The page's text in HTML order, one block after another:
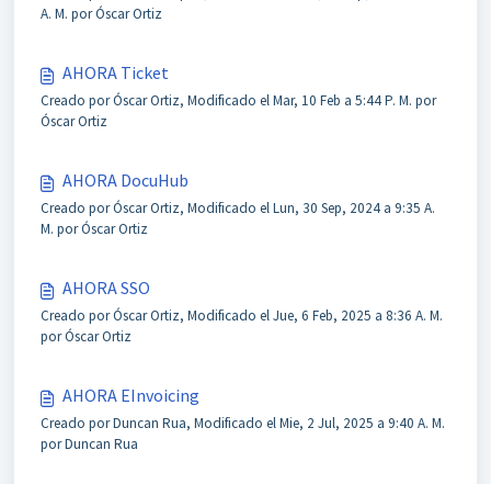
A. M. por Óscar Ortiz
AHORA Ticket
Creado por Óscar Ortiz, Modificado el Mar, 10 Feb a 5:44 P. M. por
Óscar Ortiz
AHORA DocuHub
Creado por Óscar Ortiz, Modificado el Lun, 30 Sep, 2024 a 9:35 A.
M. por Óscar Ortiz
AHORA SSO
Creado por Óscar Ortiz, Modificado el Jue, 6 Feb, 2025 a 8:36 A. M.
por Óscar Ortiz
AHORA EInvoicing
Creado por Duncan Rua, Modificado el Mie, 2 Jul, 2025 a 9:40 A. M.
por Duncan Rua